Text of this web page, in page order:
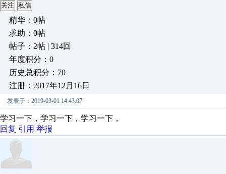
关注 私信
精华：0帖
求助：0帖
帖子：2帖 | 314回
年度积分：0
历史总积分：70
注册：2017年12月16日
发表于：2019-03-01 14:43:07
学习一下，学习一下，学习一下，
回复 引用 举报